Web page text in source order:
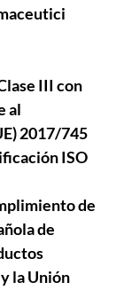
III con
al
2017/745
ISO
de
de
la Unión